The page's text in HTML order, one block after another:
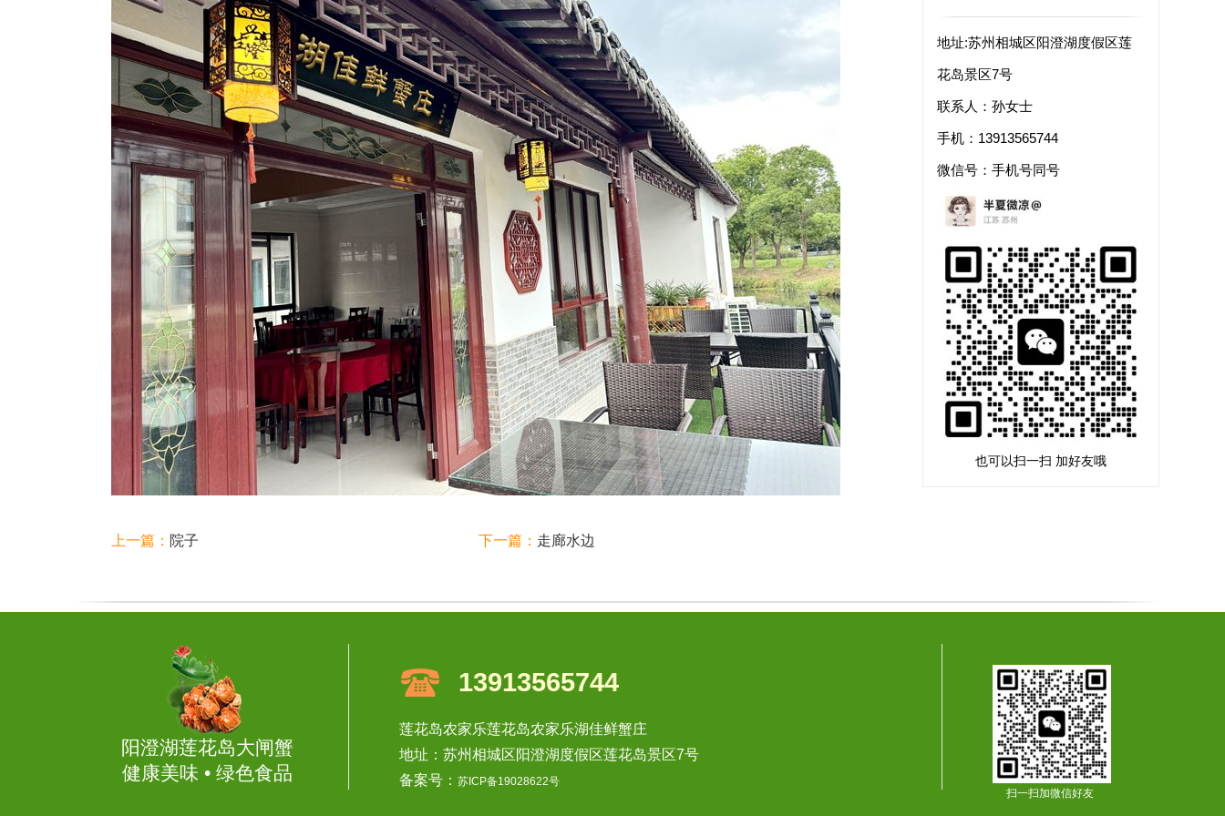
地址:苏州相城区阳澄湖度假区莲
花岛景区7号
联系人：孙女士
手机：13913565744
微信号：手机号同号
也可以扫一扫 加好友哦
上一篇： 院子 下一篇： 走廊水边
阳澄湖莲花岛大闸蟹
健康美味 • 绿色食品
13913565744
莲花岛农家乐莲花岛农家乐湖佳鲜蟹庄
地址：苏州相城区阳澄湖度假区莲花岛景区7号
备案号： 苏ICP备19028622号
扫一扫加微信好友